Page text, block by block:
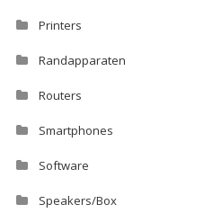
Printers
Randapparaten
Routers
Smartphones
Software
Speakers/Box